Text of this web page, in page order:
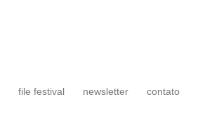
file festival newsletter contato